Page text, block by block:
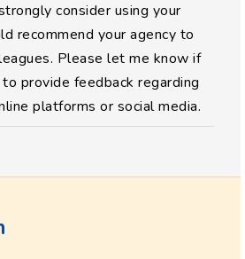
consider using your
recommend your agency to
Please let me know if
provide feedback regarding
platforms or social media.